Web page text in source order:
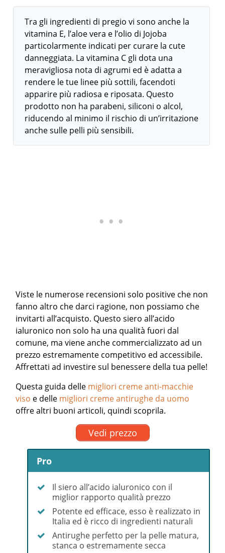
Tra gli ingredienti di pregio vi sono anche la
vitamina E, l’aloe vera e l’olio di Jojoba
particolarmente indicati per curare la cute
danneggiata. La vitamina C gli dota una
meravigliosa nota di agrumi ed è adatta a
rendere le tue linee più sottili, facendoti
apparire più radiosa e riposata. Questo
prodotto non ha parabeni, siliconi o alcol,
riducendo al minimo il rischio di un’irritazione
anche sulle pelli più sensibili.
Viste le numerose recensioni solo positive che non
fanno altro che darci ragione, non possiamo che
invitarti all’acquisto. Questo siero all’acido
ialuronico non solo ha una qualità fuori dal
comune, ma viene anche commercializzato ad un
prezzo estremamente competitivo ed accessibile.
Affrettati ad investire sul benessere della tua pelle!
Questa guida delle migliori creme anti-macchie
viso e delle migliori creme antirughe da uomo
offre altri buoni articoli, quindi scoprila.
Vedi prezzo
Pro
Il siero all’acido ialuronico con il
miglior rapporto qualità prezzo
Potente ed efficace, esso è realizzato in
Italia ed è ricco di ingredienti naturali
Antirughe perfetto per la pelle matura,
stanca o estremamente secca